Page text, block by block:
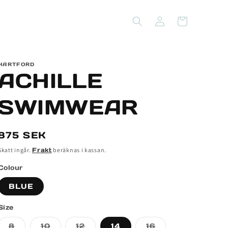
Logga
Varukorg
SEK
ingår.Fraktberäknas i kassan.
BLUE
8Varianten
10Varianten
12Varianten
14 16Varianten